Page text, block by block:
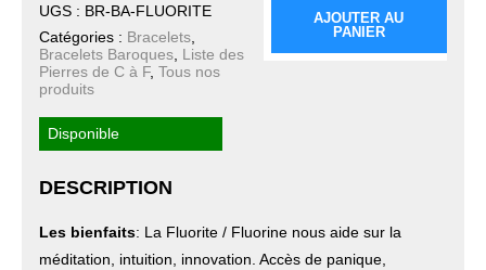
AJOUTER AU
PANIER
UGS : BR-BA-FLUORITE
Catégories : Bracelets
Bracelets Baroques Liste des
Pierres de C à F,Tous nos
produits
Disponible
DESCRIPTION
Les bienfaits: La Fluorite / Fluorine nous aide sur la
méditation, intuition, innovation. Accès de panique,